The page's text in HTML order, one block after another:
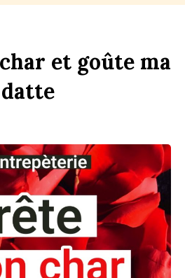
char et goûte ma
datte